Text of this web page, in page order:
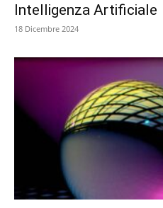
Intelligenza Artificiale
18 Dicembre 2024